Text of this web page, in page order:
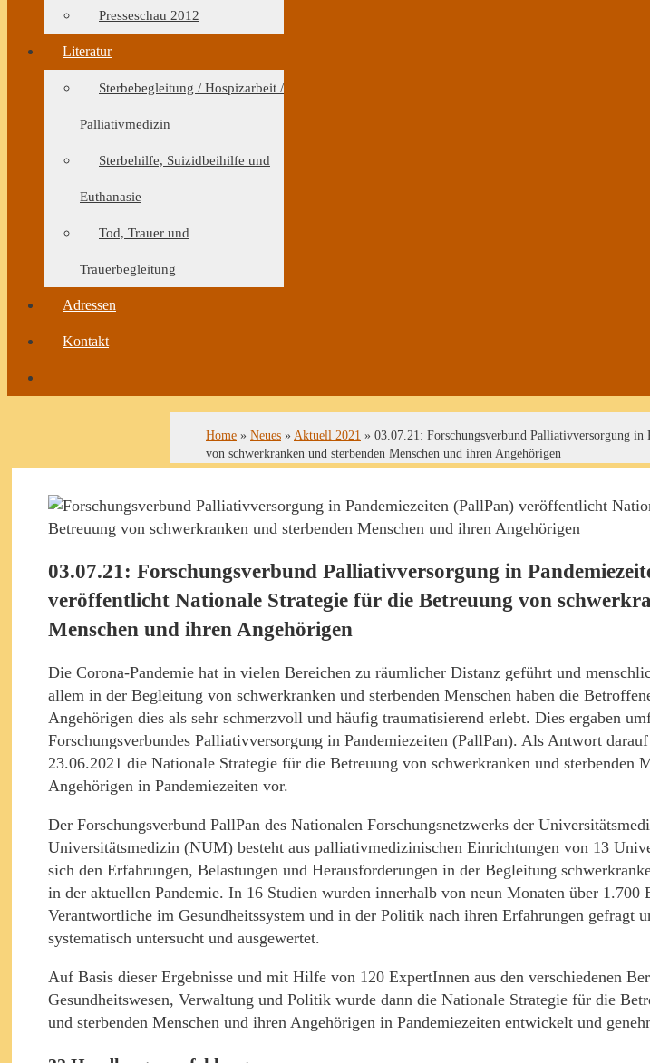
Presseschau 2012
Literatur
Sterbebegleitung / Hospizarbeit /
Palliativmedizin
Sterbehilfe, Suizidbeihilfe und
Euthanasie
Tod, Trauer und
Trauerbegleitung
Adressen
Kontakt
Home » Neues » Aktuell 2021 » 03.07.21: Forschungsverbund Palliativversorgung
von schwerkranken und sterbenden Menschen und ihren Angehörigen
03.07.21: Forschungsverbund Palliativversorgung in
veröffentlicht Nationale Strategie für die Betreuung von
Menschen und ihren Angehörigen
Die Corona-Pandemie hat in vielen Bereichen zu räumlicher Distanz geführt und
allem in der Begleitung von schwerkranken und sterbenden Menschen haben die
Angehörigen dies als sehr schmerzvoll und häufig traumatisierend erlebt. Dies ergaben
Forschungsverbundes Palliativversorgung in Pandemiezeiten (PallPan). Als Antwort
23.06.2021 die Nationale Strategie für die Betreuung von schwerkranken und sterbenden
Angehörigen in Pandemiezeiten vor.
Der Forschungsverbund PallPan des Nationalen Forschungsnetzwerks der
Universitätsmedizin (NUM) besteht aus palliativmedizinischen Einrichtungen von 13
sich den Erfahrungen, Belastungen und Herausforderungen in der Begleitung
in der aktuellen Pandemie. In 16 Studien wurden innerhalb von neun Monaten über 1.700
Verantwortliche im Gesundheitssystem und in der Politik nach ihren Erfahrungen gefragt
systematisch untersucht und ausgewertet.
Auf Basis dieser Ergebnisse und mit Hilfe von 120 ExpertInnen aus den verschiedenen
Gesundheitswesen, Verwaltung und Politik wurde dann die Nationale Strategie für die
und sterbenden Menschen und ihren Angehörigen in Pandemiezeiten entwickelt und